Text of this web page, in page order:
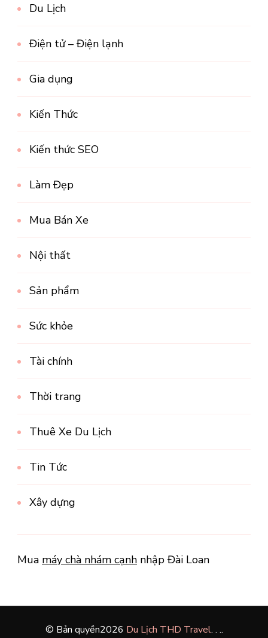
Du Lịch
Điện tử – Điện lạnh
Gia dụng
Kiến Thức
Kiến thức SEO
Làm Đẹp
Mua Bán Xe
Nội thất
Sản phẩm
Sức khỏe
Tài chính
Thời trang
Thuê Xe Du Lịch
Tin Tức
Xây dựng
Mua máy chà nhám cạnh nhập Đài Loan
© Bản quyền2026 Du Lịch THD Travel. . ..